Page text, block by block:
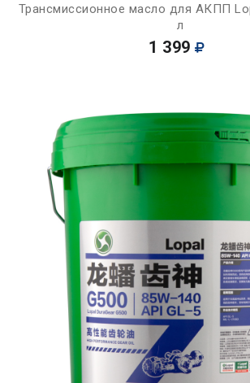
Трансмиссионное масло для АКПП
л
1 399